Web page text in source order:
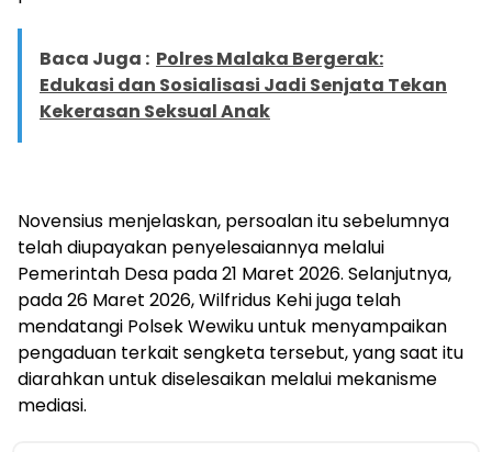
Baca Juga : Polres Malaka Bergerak:
Edukasi dan Sosialisasi Jadi Senjata Tekan
Kekerasan Seksual Anak
Novensius menjelaskan, persoalan itu sebelumnya
telah diupayakan penyelesaiannya melalui
Pemerintah Desa pada 21 Maret 2026. Selanjutnya,
pada 26 Maret 2026, Wilfridus Kehi juga telah
mendatangi Polsek Wewiku untuk menyampaikan
pengaduan terkait sengketa tersebut, yang saat itu
diarahkan untuk diselesaikan melalui mekanisme
mediasi.